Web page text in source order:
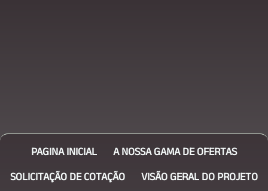
PAGINA INICIAL
A NOSSA GAMA DE OFERTAS
SOLICITAÇÃO DE COTAÇÃO
VISÃO GERAL DO PROJETO